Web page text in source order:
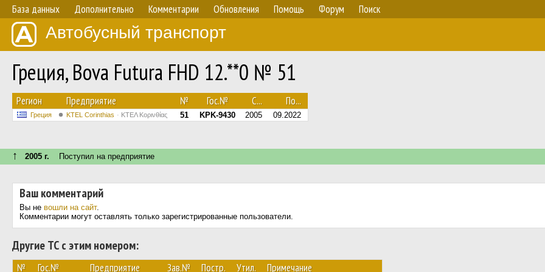
База данных Дополнительно Комментарии Обновления Помощь Форум Поиск
Автобусный транспорт
Греция, Bova Futura FHD 12.**0 № 51
Регион Предприятие № Гос.№ С... По...
Греция KTEL Corinthias ΚΤΕΛ Κορινθίας 51 KPK-9430 2005 09.2022
↑ 2005 г. Поступил на предприятие
Ваш комментарий
Вы не вошли на сайт.
Комментарии могут оставлять только зарегистрированные пользователи.
Другие ТС с этим номером:
№ Гос.№ Предприятие Зав.№ Постр. Утил. Примечание